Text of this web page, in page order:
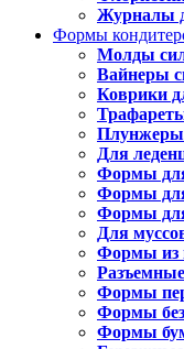
Журналы
Формы
Молды
Вайнеры
Коврики
Для
Формы
Формы
Формы
Для
Формы из
Формы
Формы
Формы